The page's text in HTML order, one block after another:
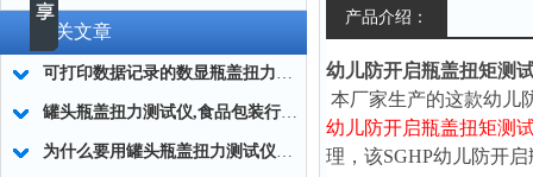
相关文章
可打印数据记录的数显瓶盖扭力测试仪
罐头瓶盖扭力测试仪,食品包装行业罐头瓶盖扭矩仪
为什么要用罐头瓶盖扭力测试仪？|厂家答疑
产品介绍：
幼儿防开启瓶盖扭矩测
本厂家生产的这款幼儿
幼儿防开启瓶盖扭矩测
理，该SGHP幼儿防开